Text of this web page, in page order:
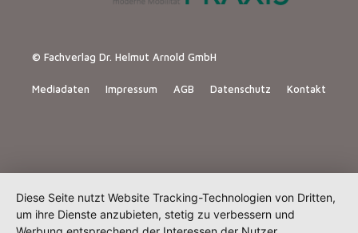
© Fachverlag Dr. Helmut Arnold GmbH
Mediadaten Impressum AGB Datenschutz Kontakt
Diese Seite nutzt Website Tracking-Technologien von Dritten,
um ihre Dienste anzubieten, stetig zu verbessern und